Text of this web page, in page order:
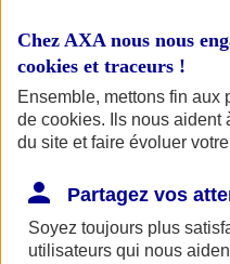
Assurance jeune
Assurance forfait km
Assurance véhicule de
Assurance monospace
Chez AXA nous nous
cookies et traceurs !
Ensemble, mettons fin aux
de cookies. Ils nous aident
du site et faire évoluer
Partagez vos
Soyez toujours plus
utilisateurs qui nous